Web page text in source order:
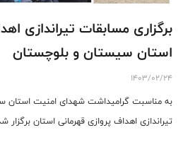
برگزاری مسابقات تیراندازی
استان سیستان و بلوچستان
1403/02/24
به مناسبت گرامیداشت شهدای امنیت استان
تیراندازی اهداف پروازی قهرمانی استان برگزار